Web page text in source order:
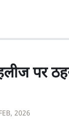
पर
2026